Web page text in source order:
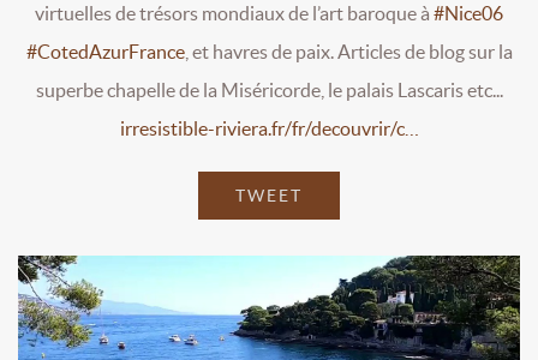
virtuelles de trésors mondiaux de l’art baroque à #Nice06
#CotedAzurFrance, et havres de paix. Articles de blog sur la
superbe chapelle de la Miséricorde, le palais Lascaris etc...
irresistible-riviera.fr/fr/decouvrir/c…
TWEET